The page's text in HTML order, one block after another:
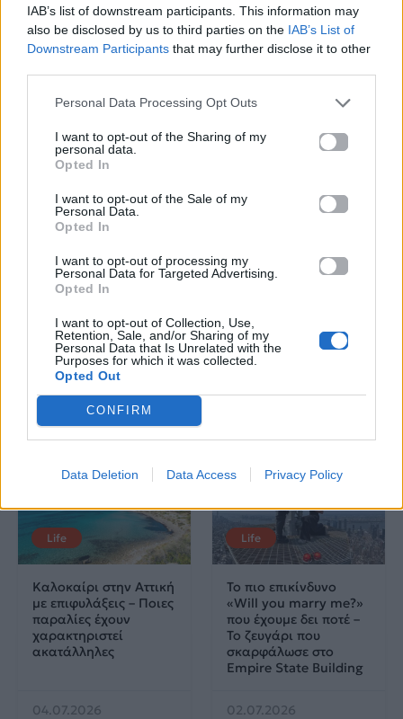
IAB’s list of downstream participants. This information may
also be disclosed by us to third parties on the IAB’s List of
Downstream Participants that may further disclose it to other
Personal Data Processing Opt Outs
I want to opt-out of the Sharing of my
personal data.
Opted In
I want to opt-out of the Sale of my
Personal Data.
Opted In
I want to opt-out of processing my
Personal Data for Targeted Advertising.
Opted In
I want to opt-out of Collection, Use,
Retention, Sale, and/or Sharing of my
Personal Data that Is Unrelated with the
Purposes for which it was collected.
Opted Out
CONFIRM
Data Deletion Data Access Privacy Policy
Σταύρος Νιάρχος |
Είσοδος Ελεύθερη
τους στα βίντεο;
07.06.2017
Καλλιτεχνών
δισκογραφία, πορεία
και σημαντικές στιγμές
μουσική σκηνή
Δες επίσης
Life
Καλοκαίρι στην Αττική
με επιφυλάξεις – Ποιες
παραλίες έχουν
χαρακτηριστεί
ακατάλληλες
04.07.2026
Life
Το πιο επικίνδυνο
«Will you marry me?»
που έχουμε δει ποτέ –
Το ζευγάρι που
σκαρφάλωσε στο
Empire State Building
02.07.2026